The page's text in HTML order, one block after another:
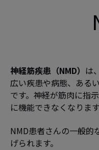
神経筋疾患（NMD） は
広い疾患や病態、ある
です。神経が筋肉に指
に機能できなくなります
NMD患者さんの一般的
げられます。